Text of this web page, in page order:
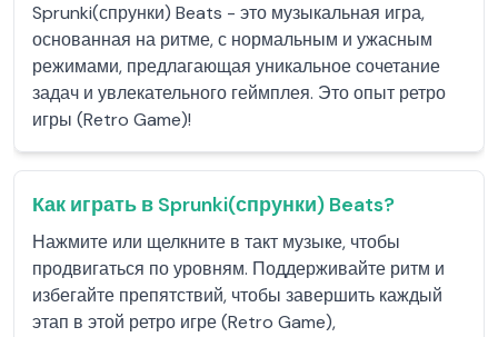
Sprunki(спрунки) Beats - это музыкальная игра,
основанная на ритме, с нормальным и ужасным
режимами, предлагающая уникальное сочетание
задач и увлекательного геймплея. Это опыт ретро
игры (Retro Game)!
Как играть в Sprunki(спрунки) Beats?
Нажмите или щелкните в такт музыке, чтобы
продвигаться по уровням. Поддерживайте ритм и
избегайте препятствий, чтобы завершить каждый
этап в этой ретро игре (Retro Game),